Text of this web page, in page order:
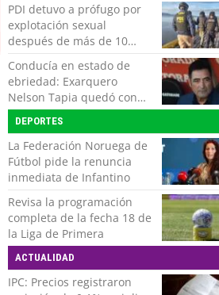
PDI detuvo a prófugo por
explotación sexual
después de más de 10
horas de navegación en la
zona austral
Conducía en estado de
ebriedad: Exarquero
Nelson Tapia quedó con
lesiones graves tras
accidente vehicular
DEPORTES
La Federación Noruega de
Fútbol pide la renuncia
inmediata de Infantino
Revisa la programación
completa de la fecha 18 de
la Liga de Primera
ACTUALIDAD
IPC: Precios registraron